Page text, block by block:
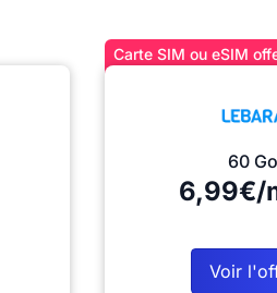
Carte SIM ou eSIM
60 Go
6,99€/
Voir